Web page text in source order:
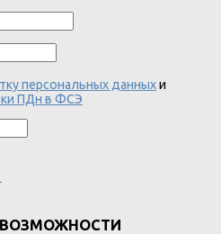
персональных данныхи
ПДн в ФСЭ